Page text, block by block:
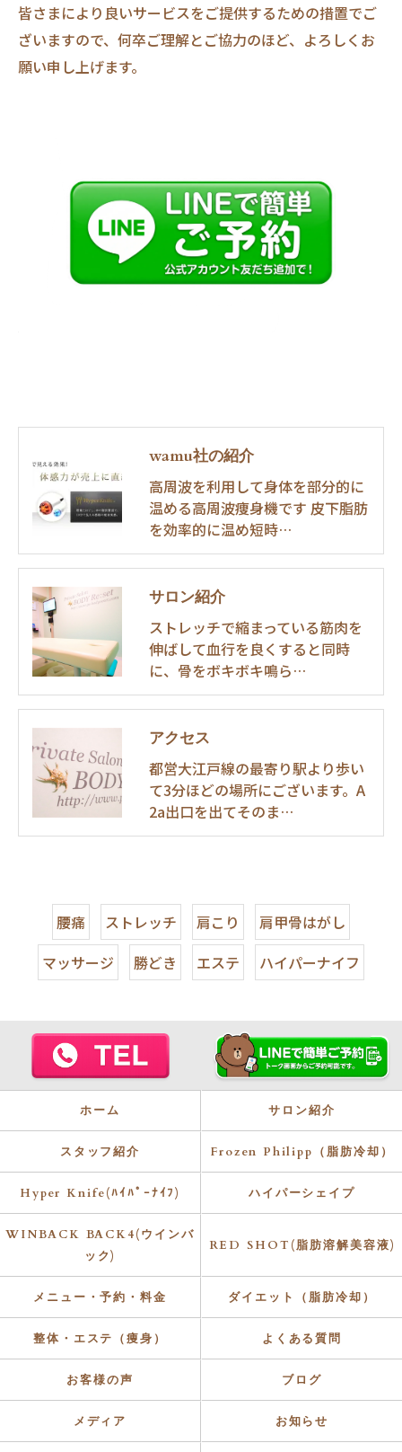
皆さまにより良いサービスをご提供するための措置でご
ざいますので、何卒ご理解とご協力のほど、よろしくお
願い申し上げます。
wamu社の紹介
高周波を利用して身体を部分的に
温める高周波痩身機です 皮下脂肪
を効率的に温め短時…
サロン紹介
ストレッチで縮まっている筋肉を
伸ばして血行を良くすると同時
に、骨をボキボキ鳴ら…
アクセス
都営大江戸線の最寄り駅より歩い
て3分ほどの場所にございます。A
2a出口を出てそのま…
腰痛 ストレッチ 肩こり
肩甲骨はがし
マッサージ
勝どき エステ ハイパーナイフ
ホーム サロン紹介
スタッフ紹介 Frozen Philipp（脂肪冷却）
Hyper Knife(ﾊｲﾊﾟｰﾅｲﾌ) ハイパーシェイプ
WINBACK BACK4(ウインバ
ック)
RED SHOT(脂肪溶解美容液)
メニュー・予約・料金 ダイエット（脂肪冷却）
整体・エステ（痩身） よくある質問
お客様の声 ブログ
メディア お知らせ